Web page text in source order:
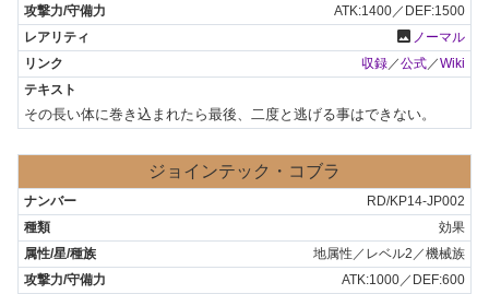
ATK:1400／DEF:1500
photo ノーマル
収録／公式／Wiki
その長い体に巻き込まれたら最後、二度と逃げる事はできない。
ジョインテック・コブラ
RD/KP14-JP002
効果
地属性／レベル2／機械族
ATK:1000／DEF:600